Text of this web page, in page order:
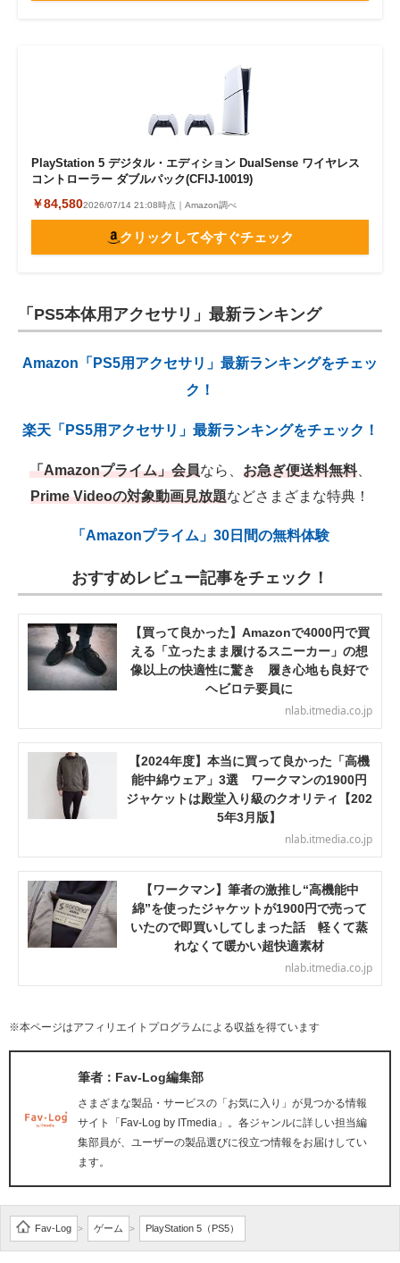
PlayStation 5 デジタル・エディション DualSense ワイヤレス
コントローラー ダブルパック(CFIJ-10019)
￥84,5802026/07/14 21:08時点｜Amazon調べ
クリックして今すぐチェック
「PS5本体用アクセサリ」最新ランキング
Amazon「PS5用アクセサリ」最新ランキングをチェッ
ク！
楽天「PS5用アクセサリ」最新ランキングをチェック！
「Amazonプライム」会員なら、 お急ぎ便送料無料、
Prime Videoの対象動画見放題などさまざまな特典！
「Amazonプライム」30日間の無料体験
おすすめレビュー記事をチェック！
【買って良かった】Amazonで4000円で買
える「立ったまま履けるスニーカー」の想
像以上の快適性に驚き 履き心地も良好で
ヘビロテ要員に
nlab.itmedia.co.jp
【2024年度】本当に買って良かった「高機
能中綿ウェア」3選 ワークマンの1900円
ジャケットは殿堂入り級のクオリティ【202
5年3月版】
nlab.itmedia.co.jp
【ワークマン】筆者の激推し“高機能中
綿”を使ったジャケットが1900円で売って
いたので即買いしてしまった話 軽くて蒸
れなくて暖かい超快適素材
nlab.itmedia.co.jp
※本ページはアフィリエイトプログラムによる収益を得ています
筆者：Fav-Log編集部
さまざまな製品・サービスの「お気に入り」が見つかる情報
サイト「Fav-Log by ITmedia」。各ジャンルに詳しい担当編
集部員が、ユーザーの製品選びに役立つ情報をお届けしてい
ます。
Fav-Log > ゲーム > PlayStation 5（PS5）